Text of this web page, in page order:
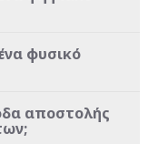
φυσικό
αποστολής